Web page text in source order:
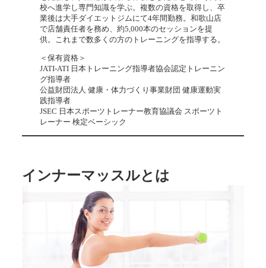
校へ進学し専門知識を学ぶ。複数の資格を取得し、卒
業後は大手ダイエットジムにて4年間勤務。和歌山店
で店舗責任者を務め、約5,000本のセッションを提
供。これまで数多くの方のトレーニングを指導する。
＜保有資格＞
JATI-ATI 日本トレーニング指導者協会認定トレーニン
グ指導者
公益財団法人 健康・体力づくり事業財団 健康運動実
践指導者
JSEC 日本スポーツトレーナー教育協議会 スポーツト
レーナー 検定ベーシック
インナーマッスルとは